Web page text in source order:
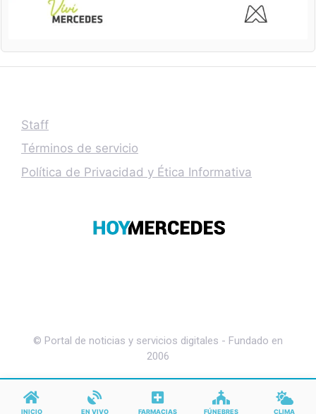
Staff
Términos de servicio
Política de Privacidad y Ética Informativa
© Portal de noticias y servicios digitales - Fundado en
2006
INICIO EN VIVO FARMACIAS FÚNEBRES CLIMA